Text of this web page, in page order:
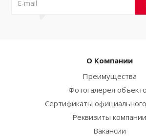
О Компании
Преимущества
Фотогалерея
Сертификаты
Реквизиты компании
Вакансии